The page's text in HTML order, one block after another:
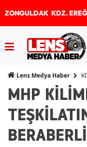
ZONGULDAK KDZ.
Lens Medya Haber
MHP